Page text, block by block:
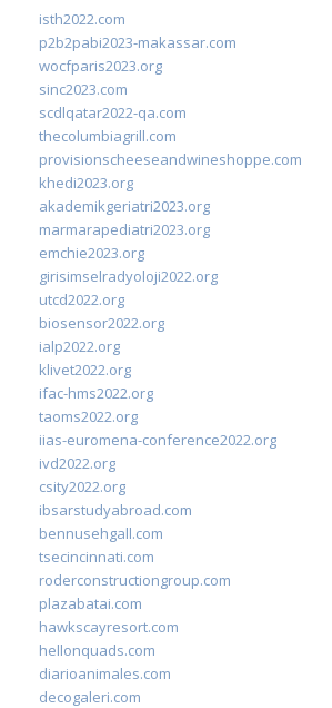
isth2022.com
p2b2pabi2023-makassar.com
wocfparis2023.org
sinc2023.com
scdlqatar2022-qa.com
thecolumbiagrill.com
provisionscheeseandwineshoppe.com
khedi2023.org
akademikgeriatri2023.org
marmarapediatri2023.org
emchie2023.org
girisimselradyoloji2022.org
utcd2022.org
biosensor2022.org
ialp2022.org
klivet2022.org
ifac-hms2022.org
taoms2022.org
iias-euromena-conference2022.org
ivd2022.org
csity2022.org
ibsarstudyabroad.com
bennusehgall.com
tsecincinnati.com
roderconstructiongroup.com
plazabatai.com
hawkscayresort.com
hellonquads.com
diarioanimales.com
decogaleri.com